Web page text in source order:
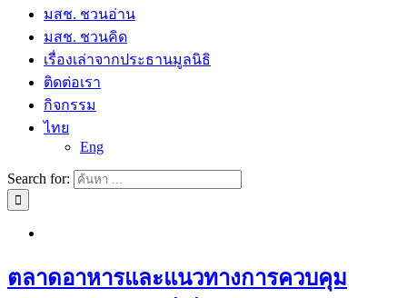
มสช. ชวนอ่าน
มสช. ชวนคิด
เรื่องเล่าจากประธานมูลนิธิ
ติดต่อเรา
กิจกรรม
ไทย
Eng
Search for:
ตลาดอาหารและแนวทางการควบคุม